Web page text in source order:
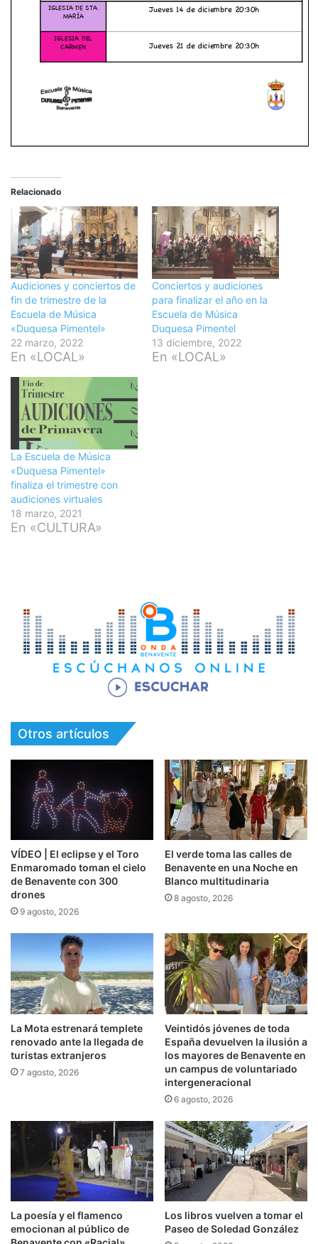
Relacionado
Audiciones y conciertos de
fin de trimestre de la
Escuela de Música
«Duquesa Pimentel»
22 marzo, 2022
En «LOCAL»
Conciertos y audiciones
para finalizar el año en la
Escuela de Música
Duquesa Pimentel
13 diciembre, 2022
En «LOCAL»
La Escuela de Música
«Duquesa Pimentel»
finaliza el trimestre con
audiciones virtuales
18 marzo, 2021
En «CULTURA»
Otros artículos
VÍDEO | El eclipse y el Toro
Enmaromado toman el cielo
de Benavente con 300
drones
9 agosto, 2026
El verde toma las calles de
Benavente en una Noche en
Blanco multitudinaria
8 agosto, 2026
La Mota estrenará templete
renovado ante la llegada de
turistas extranjeros
7 agosto, 2026
Veintidós jóvenes de toda
España devuelven la ilusión a
los mayores de Benavente en
un campus de voluntariado
intergeneracional
6 agosto, 2026
La poesía y el flamenco
emocionan al público de
Los libros vuelven a tomar el
Paseo de Soledad González